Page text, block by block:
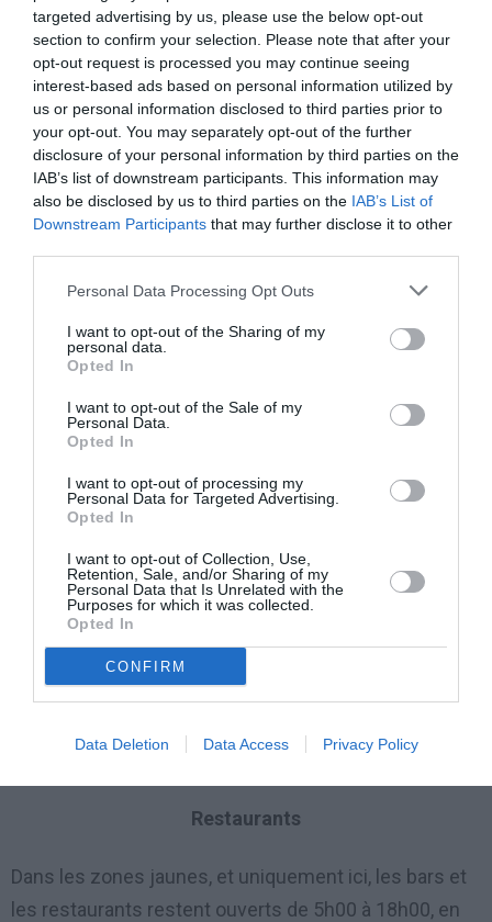
targeted advertising by us, please use the below opt-out
section to confirm your selection. Please note that after your
opt-out request is processed you may continue seeing
interest-based ads based on personal information utilized by
us or personal information disclosed to third parties prior to
your opt-out. You may separately opt-out of the further
disclosure of your personal information by third parties on the
IAB’s list of downstream participants. This information may
also be disclosed by us to third parties on the IAB’s List of
Downstream Participants that may further disclose it to other
Personal Data Processing Opt Outs
I want to opt-out of the Sharing of my
personal data.
Opted In
I want to opt-out of the Sale of my
Personal Data.
Opted In
I want to opt-out of processing my
Personal Data for Targeted Advertising.
Opted In
I want to opt-out of Collection, Use,
Retention, Sale, and/or Sharing of my
Personal Data that Is Unrelated with the
Purposes for which it was collected.
Opted In
CONFIRM
Data Deletion Data Access Privacy Policy
Pour pouvoir se déplacer, il est toujours nécessaire
de s’auto-certifier (que vous pouvez télécharger ici).
Les raisons sont les mêmes que celles des premiers
mois de la pandémie: le travail, la santé et la
nécessité.
AMENDES
meme salées.
Déplacements non autorisés
Ceux qui n’ont pas de raison valable de circuler
peuvent se voir infliger une amende de 280 euros, qui
peut aller jusqu’à 560 euros en cas de récidive.
Violation de la quarantaine
Pour ceux qui violent la quarantaine, est prévue une
peine pénale consistant en les suivantes sanctions:
et une amende allant de 500 à 5.000 euros.
Restaurants
Dans les zones jaunes, et uniquement ici, les bars et
les restaurants restent ouverts de 5h00 à 18h00, en